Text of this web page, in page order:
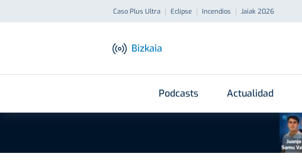
Caso Plus Ultra Eclipse Incendios Jaiak 2026
Bizkaia
Podcasts Actualidad